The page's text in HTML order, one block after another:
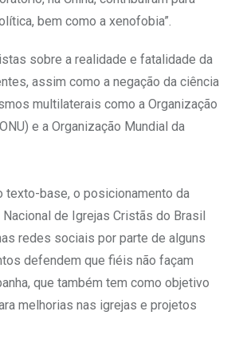
bem como a xenofobia”.
sobre a realidade e fatalidade da
assim como a negação da ciência
multilaterais como a Organização
e a Organização Mundial da
texto-base, o posicionamento da
de Igrejas Cristãs do Brasil
redes sociais por parte de alguns
defendem que fiéis não façam
que também tem como objetivo
melhorias nas igrejas e projetos